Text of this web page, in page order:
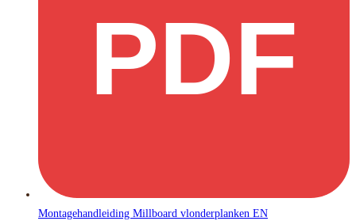
PDF
Montagehandleiding Millboard vlonderplanken EN